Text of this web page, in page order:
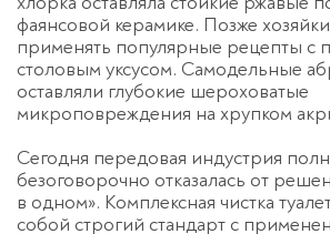
фаянсовой керамике. Позже
применять популярные рецепты с
столовым уксусом. Самодельные
оставляли глубокие шероховатые
микроповреждения на хрупком
Сегодня передовая индустрия
безоговорочно отказалась от
в одном». Комплексная чистка
собой строгий стандарт с